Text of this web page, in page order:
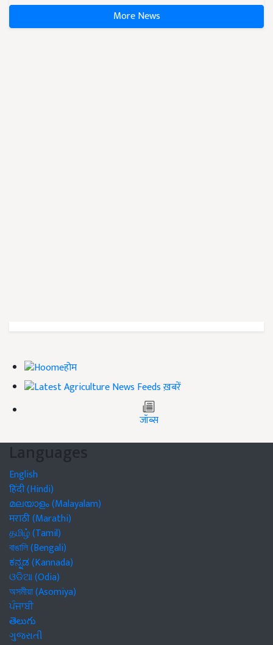
More News
होम
ख़बरें
जॉब्स
Languages
English
हिंदी (Hindi)
മലയാളം (Malayalam)
मराठी (Marathi)
தமிழ் (Tamil)
বাঙালি (Bengali)
ಕನ್ನಡ (Kannada)
ଓଡିଆ (Odia)
অসমীয়া (Asomiya)
ਪੰਜਾਬੀ
తెలుగు
ગુજરાતી